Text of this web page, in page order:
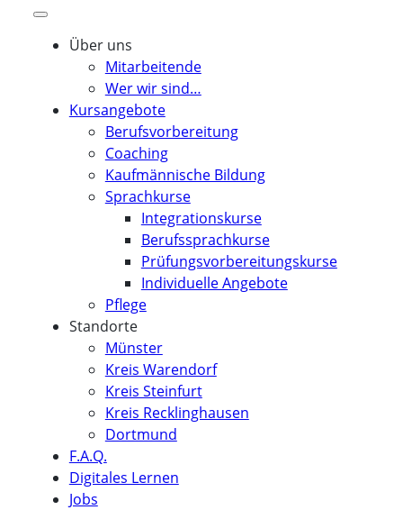
Über uns
Mitarbeitende
Wer wir sind…
Kursangebote
Berufsvorbereitung
Coaching
Kaufmännische Bildung
Sprachkurse
Integrationskurse
Berufssprachkurse
Prüfungsvorbereitungskurse
Individuelle Angebote
Pflege
Standorte
Münster
Kreis Warendorf
Kreis Steinfurt
Kreis Recklinghausen
Dortmund
F.A.Q.
Digitales Lernen
Jobs